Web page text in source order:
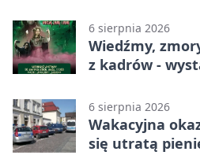
6 sierpnia 2026
Wiedźmy,
z kadrów -
6 sierpnia 2026
Wakacyjna
się utratą